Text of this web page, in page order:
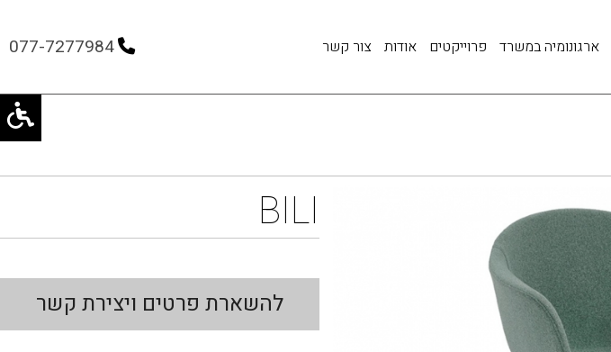
ארגונומיה במשרד פרוייקטים אודות צור קשר 077-7277984
BILI
להשארת פרטים ויצירת קשר